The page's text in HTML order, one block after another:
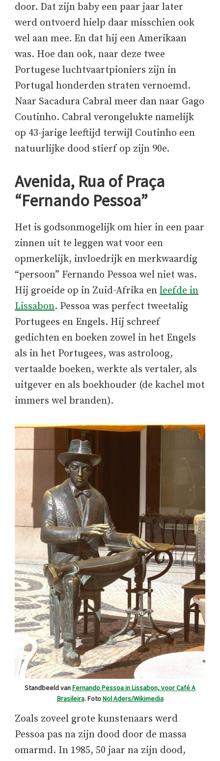
door. Dat zijn baby een paar jaar later
werd ontvoerd hielp daar misschien ook
wel aan mee. En dat hij een Amerikaan
was. Hoe dan ook, naar deze twee
Portugese luchtvaartpioniers zijn in
Portugal honderden straten vernoemd.
Naar Sacadura Cabral meer dan naar Gago
Coutinho. Cabral verongelukte namelijk
op 43-jarige leeftijd terwijl Coutinho een
natuurlijke dood stierf op zijn 90e.
Avenida, Rua of Praça
“Fernando Pessoa”
Het is godsonmogelijk om hier in een paar
zinnen uit te leggen wat voor een
opmerkelijk, invloedrijk en merkwaardig
“persoon” Fernando Pessoa wel niet was.
Hij groeide op in Zuid-Afrika en leefde in
Lissabon. Pessoa was perfect tweetalig
Portugees en Engels. Hij schreef
gedichten en boeken zowel in het Engels
als in het Portugees, was astroloog,
vertaalde boeken, werkte als vertaler, als
uitgever en als boekhouder (de kachel mot
immers wel branden).
Standbeeld vanFernando Pessoa in Lissabon, voor Café A
Brasileira. FotoNol Aders/Wikimedia
Zoals zoveel grote kunstenaars werd
Pessoa pas na zijn dood door de massa
omarmd. In 1985, 50 jaar na zijn dood,